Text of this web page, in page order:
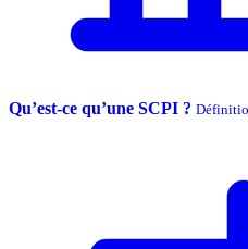
Qu’est-ce qu’une SCPI ?